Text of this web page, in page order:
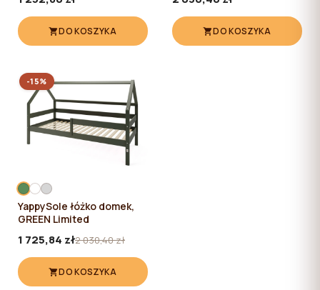
DO KOSZYKA DO KOSZYKA
YappySole łóżko domek,
GREEN Limited
1 725,84 zł2 030,40 zł
DO KOSZYKA
-15%